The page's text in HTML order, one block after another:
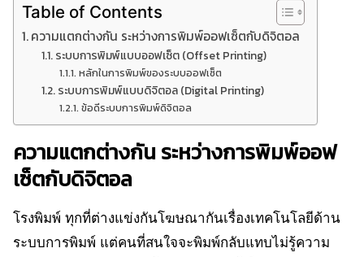
Table of Contents
ความแตกต่างกัน ระหว่างการพิมพ์ออฟเซ็ตกับดิจิตอล
ระบบการพิมพ์แบบออฟเซ็ต (Offset Printing)
หลักในการพิมพ์ของระบบออฟเซ็ต
ระบบการพิมพ์แบบดิจิตอล (Digital Printing)
ข้อดีระบบการพิมพ์ดิจิตอล
ความแตกต่างกัน ระหว่างการพิมพ์ออฟ
เซ็ตกับดิจิตอล
โรงพิมพ์ ทุกที่ต่างแข่งกันโฆษณากันเรื่องเทคโนโลยีด้าน
ระบบการพิมพ์ แต่คนที่สนใจจะพิมพ์กลับแทบไม่รู้ความ